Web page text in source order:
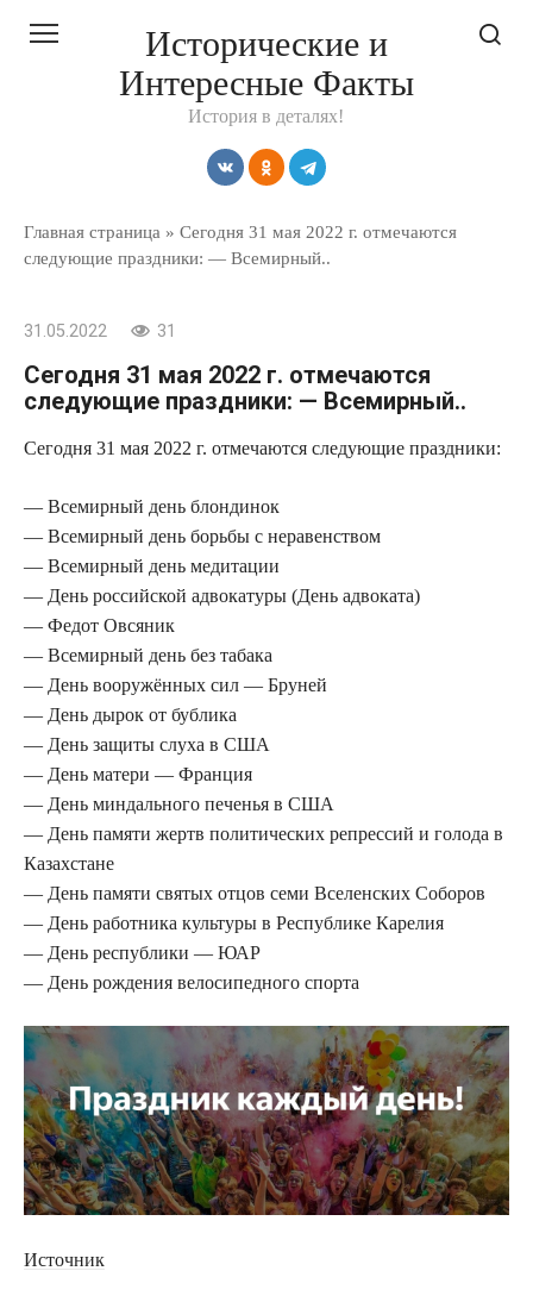
Исторические и
Интересные Факты
История в деталях!
Главная страница » Сегодня 31 мая 2022 г. отмечаются
следующие праздники: — Всемирный..
31.05.2022 31
Сегодня 31 мая 2022 г. отмечаются
следующие праздники: — Всемирный..
Сегодня 31 мая 2022 г. отмечаются следующие праздники:
— Всемирный день блондинок
— Всемирный день борьбы с неравенством
— Всемирный день медитации
— День российской адвокатуры (День адвоката)
— Федот Овсяник
— Всемирный день без табака
— День вооружённых сил — Бруней
— День дырок от бублика
— День защиты слуха в США
— День матери — Франция
— День миндального печенья в США
— День памяти жертв политических репрессий и голода в
Казахстане
— День памяти святых отцов семи Вселенских Соборов
— День работника культуры в Республике Карелия
— День республики — ЮАР
— День рождения велосипедного спорта
Источник